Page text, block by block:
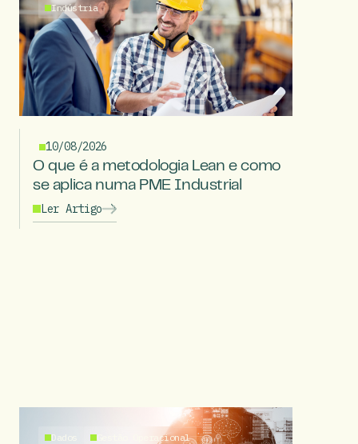
Indústria
10/08/2026
O que é a metodologia Lean e como
se aplica numa PME Industrial
Ler Artigo
Dados
Gestão Operacional